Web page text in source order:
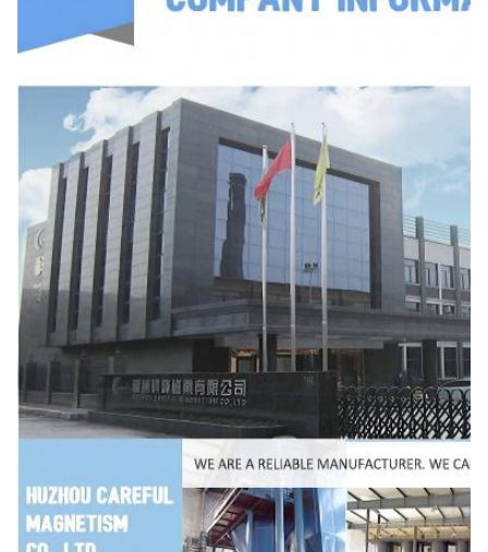
397 63×15×38
398 63×20×38 63±0.9 20±0.5 38±0.6
85 × 13 × 55 85±1.1 13±0.4
400 85 × 25 × 55 85±1.1 25±0.5
401 96 × 22 × 70 96±1.2 70±1
402 100 × 18 × 50 50±0.8
403 122 × 22 × 70 122±1.5 22±0.5 70±1